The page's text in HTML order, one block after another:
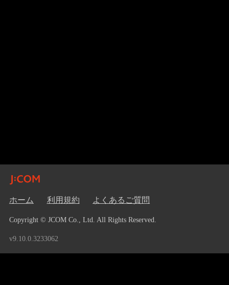
ホーム 利用規約 よくあるご質問
Copyright © JCOM Co., Ltd. All Rights Reserved.
v9.10.0.3233062